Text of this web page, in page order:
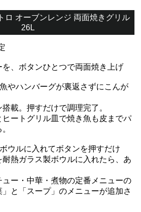
ロ オーブンレンジ 両面焼きグリル
26L
、ボタンひとつで両面焼き上げ
やハンバーグが裏返さずにこんが
搭載。押すだけで調理完了。
ートグリル皿で焼き魚も皮までパ
ウルに入れてボタンを押すだけ
熱ガラス製ボウルに入れたら、あ
ー・中華・煮物の定番メニューの
と「スープ」のメニューが追加さ